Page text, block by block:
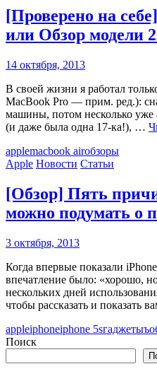
[Проверено на
или Обзор модели
14 октября, 2013
В своей жизни я работал
MacBook Pro — прим. ред.):
машины, потом несколько уже
(и даже была одна 17-ка!), …
applemacbook airобзоры
Apple Новости Статьи
[Обзор] Пять
можно подумать о
3 октября, 2013
Когда впервые показали
впечатление было: «хорошо,
нескольких дней
чтобы рассказать и показать
appleiphoneiphone 5sгаджетыъ
Поиск